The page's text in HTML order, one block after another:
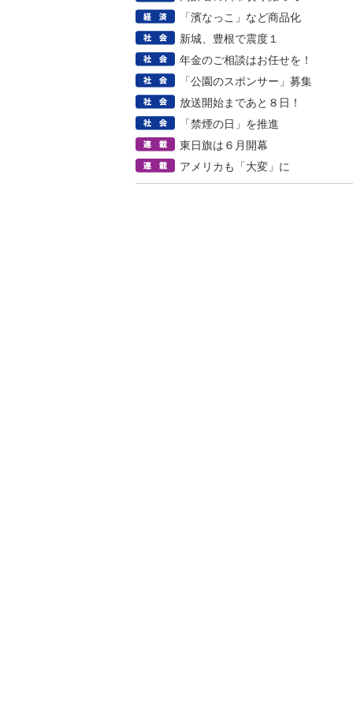
「濱なっこ」など商品化
新城、豊根で震度１
年金のご相談はお任せを！
「公園のスポンサー」募集
放送開始まであと８日！
「禁煙の日」を推進
東日旗は６月開幕
アメリカも「大変」に